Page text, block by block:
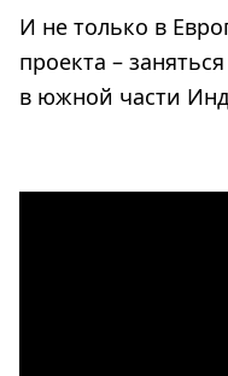
И не только в
проекта –
в южной части